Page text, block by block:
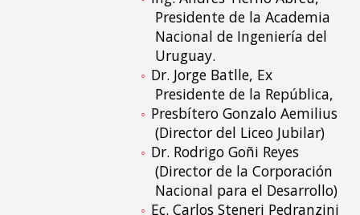
Presidente de la Academia
Nacional de Ingeniería del
Uruguay.
Dr. Jorge Batlle, Ex
Presidente de la República,
Presbítero Gonzalo Aemilius
(Director del Liceo Jubilar)
Dr. Rodrigo Goñi Reyes
(Director de la Corporación
Nacional para el Desarrollo)
Ec. Carlos Steneri Pedranzini